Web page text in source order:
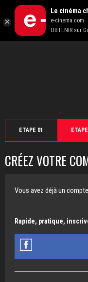
ETAPE 01
CRÉEZ VOTRE
Vous avez déjà un
Rapide, pratique,
Retour Le cinéma
e-cinema.com
OBTENIR sur